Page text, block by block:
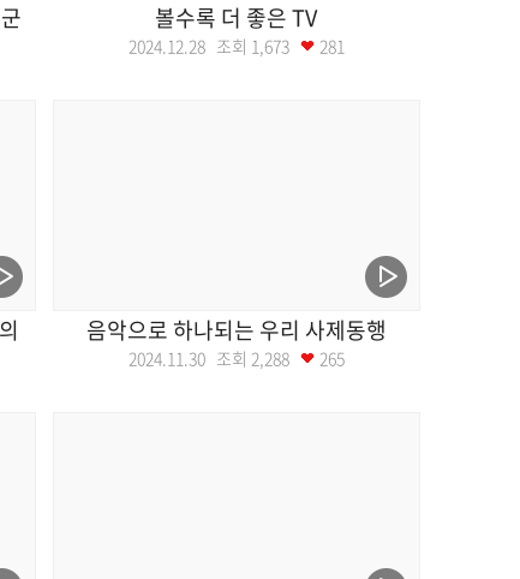
볼수록 더 좋은 TV
2024.12.28 조회 1,673 281
음악으로 하나되는 우리 사제동행
2024.11.30 조회 2,288 265